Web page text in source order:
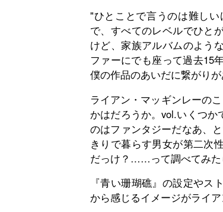
"ひとことで言うのは難し
で、すべてのレベルでひと
けど、家族アルバムのよう
ファーにでも座って過去15
僕の作品のあいだに繋がり
ライアン・マッギンレーの
かはだろうか。vol.いくつ
のはファンタジーだなあ、
きりで暮らす男女が第二次
だっけ？……って調べてみた
『青い珊瑚礁』の設定や
から感じるイメージがライ